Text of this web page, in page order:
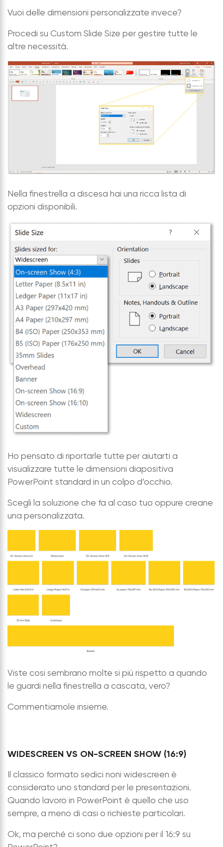
Vuoi delle dimensioni personalizzate invece?
Procedi su Custom Slide Size per gestire tutte le
altre necessità.
Nella finestrella a discesa hai una ricca lista di
opzioni disponibili.
Ho pensato di riportarle tutte per aiutarti a
visualizzare tutte le dimensioni diapositiva
PowerPoint standard in un colpo d’occhio.
Scegli la soluzione che fa al caso tuo oppure creane
una personalizzata.
Viste cosi sembrano molte si più rispetto a quando
le guardi nella finestrella a cascata, vero?
Commentiamole insieme.
WIDESCREEN VS ON-SCREEN SHOW (16:9)
Il classico formato sedici noni widescreen è
considerato uno standard per le presentazioni.
Quando lavoro in PowerPoint è quello che uso
sempre, a meno di casi o richieste particolari.
Ok, ma perché ci sono due opzioni per il 16:9 su